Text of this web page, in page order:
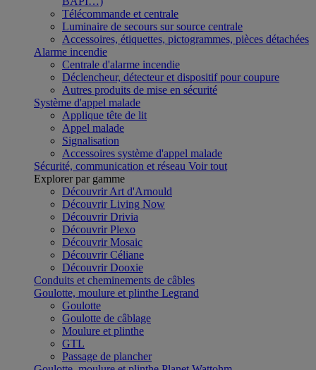
Télécommande et centrale
Luminaire de secours sur source centrale
Accessoires, étiquettes, pictogrammes, pièces détachées
Alarme incendie
Centrale d'alarme incendie
Déclencheur, détecteur et dispositif pour coupure
Autres produits de mise en sécurité
Système d'appel malade
Applique tête de lit
Appel malade
Signalisation
Accessoires système d'appel malade
Sécurité, communication et réseau Voir tout
Explorer par gamme
Découvrir Art d'Arnould
Découvrir Living Now
Découvrir Drivia
Découvrir Plexo
Découvrir Mosaic
Découvrir Céliane
Découvrir Dooxie
Conduits et cheminements de câbles
Goulotte, moulure et plinthe Legrand
Goulotte
Goulotte de câblage
Moulure et plinthe
GTL
Passage de plancher